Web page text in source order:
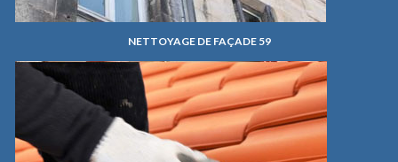
NETTOYAGE DE FAÇADE 59